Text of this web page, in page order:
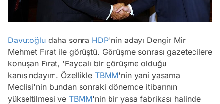
Davutoğlu daha sonra HDP'nin adayı Dengir Mir
Mehmet Fırat ile görüştü. Görüşme sonrası gazetecilere
konuşan Fırat, 'Faydalı bir görüşme olduğu
kanısındayım. Özellikle TBMM'nin yani yasama
Meclisi'nin bundan sonraki dönemde itibarının
yükseltilmesi ve TBMM'nin bir yasa fabrikası halinde